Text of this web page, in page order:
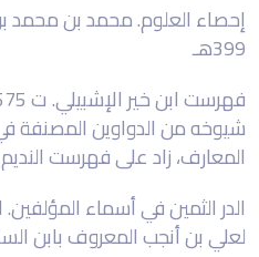
إحصاء العلوم. محمد بن محمد
399هـ
شيوخه من الدواوين المصنفة
المعارف، زاد على فهرست
الدر الثمين في أسماء
لعلي بن أنجب المعروف بابن